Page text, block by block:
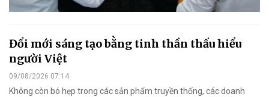
Đổi mới sáng tạo bằng tinh thần thấu hiểu
người Việt
09/08/2026 07:14
Không còn bó hẹp trong các sản phẩm truyền thống, các doanh